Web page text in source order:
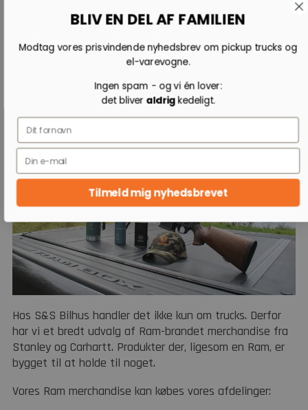
Ram merchandise fra Stanley og
Carhartt
Hos S&S Bilhus handler det ikke kun om trucks. Derfor
har vi et bredt udvalg af Ram-brandet merchandise fra
Stanley og Carhartt. Produkter der, ligesom en Ram, er
bygget til at holde til noget.
Vores Ram merchandise kan købes vores afdelinger:
BLIV EN DEL AF FAMILIEN
Modtag vores prisvindende nyhedsbrev om pickup trucks og
el-varevogne.
Ingen spam - og vi én lover:
det bliver aldrigkedeligt.
Name
Tilmeld mig nyhedsbrevet